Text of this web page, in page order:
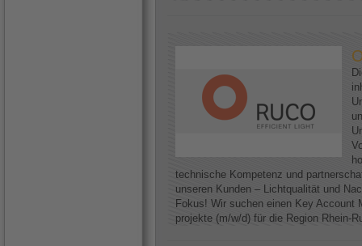
technische Kompetenz und
unseren Kunden – Lichtqualität und
Fokus! Wir suchen einen Key Account
projekte (m/w/d) für die Region Rhein-